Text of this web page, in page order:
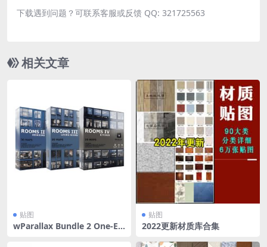
下载遇到问题？可联系客服或反馈 QQ: 321725563
相关文章
贴图
wParallax Bundle 2 One-EX
贴图
2022更新材质库合集